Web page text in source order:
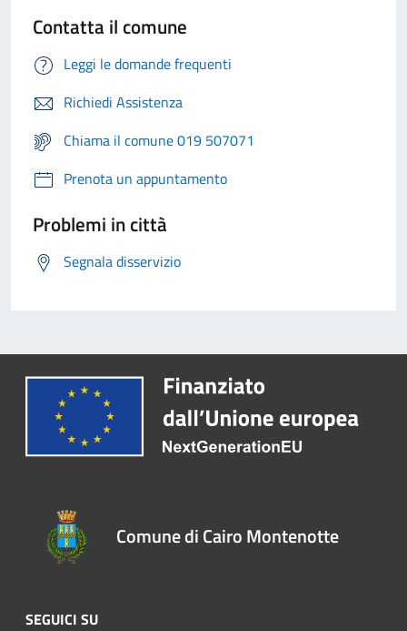
Contatta il comune
Leggi le domande frequenti
Richiedi Assistenza
Chiama il comune 019 507071
Prenota un appuntamento
Problemi in città
Segnala disservizio
Comune di Cairo Montenotte
SEGUICI SU